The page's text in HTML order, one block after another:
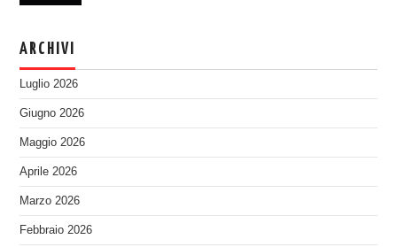
ARCHIVI
Luglio 2026
Giugno 2026
Maggio 2026
Aprile 2026
Marzo 2026
Febbraio 2026